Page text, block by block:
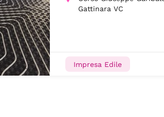
Gattinara VC
Impresa Edile